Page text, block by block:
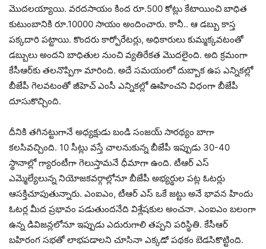
మొద‌ల‌య్యాయి. వ‌ర‌ద‌సాయం కింద రూ.500 కోట్లు కేటాయించి బాధిత
కుటుంబానికి రూ.10000 సాయం అందించారు. కానీ.. ఆ డ‌బ్బు కాస్త
ప‌క్క‌దారి ప‌ట్టాయి. కొంద‌రు కార్పోరేట‌ర్లు, అధికారులు కుమ్మ‌క్క‌వ‌టంతో
డ‌బ్బులు అంద‌ని బాధితుల నుంచి వ్య‌తిరేక‌త మొద‌లైంది. అది క్ర‌మంగా
కేసీఆర్‌కు త‌ల‌నొప్పిగా మారింది. అదే స‌మ‌యంలో దుబ్బాక ఉప ఎన్నిక‌ల్లో
బీజేపీ గెల‌వ‌టంతో జీహెచ్ ఎంసీ ఎన్నిక‌ల్లో ఊహించ‌ని విధంగా బీజేపీ
దూసుకొచ్చింది.
దీనికి త‌గిన‌ట్టుగానే అధ్య‌క్షుడు బండి సంజ‌య్ సార‌థ్యం బాగా
క‌ల‌సివ‌చ్చింది. 10 సీట్లు వ‌స్తే చాల‌నుకున్న బీజేపీ ఇప్పుడు 30-40
స్థానాల్లో గ్యారంటీగా గెలుస్తామ‌నే ధీమాగా ఉంది. టీఆర్ ఎస్
ఎమ్మెల్యేలున్న నియోజ‌క‌వ‌ర్గాల్లోనూ బీజేపీ అభ్య‌ర్థుల ప‌ట్ల ఓట‌ర్లు
ఆస‌క్తిచూపుతున్నారు. ఎంఐఎం, టీఆర్ ఎస్ ఒకే జ‌ట్టు అనే భావ‌న హిందు
ఓట‌ర్ల మీద ప్ర‌భావం ప‌డుతుంద‌నేది విశ్లేష‌కుల అంచ‌నా. ఎంఐఎం బ‌లంగా
ఉన్న డివిజ‌న్ల‌లోనూ ఇప్పుడు ఎదురుగాలి త‌ప్ప‌ని ప‌రిస్థితి. కేసీఆర్
బ‌హిరంగ స‌భ‌తో లాభ‌ప‌డాల‌ని చూసినా ఎక్క‌డో ప‌థ‌కం బెడ‌సికొట్టింది.